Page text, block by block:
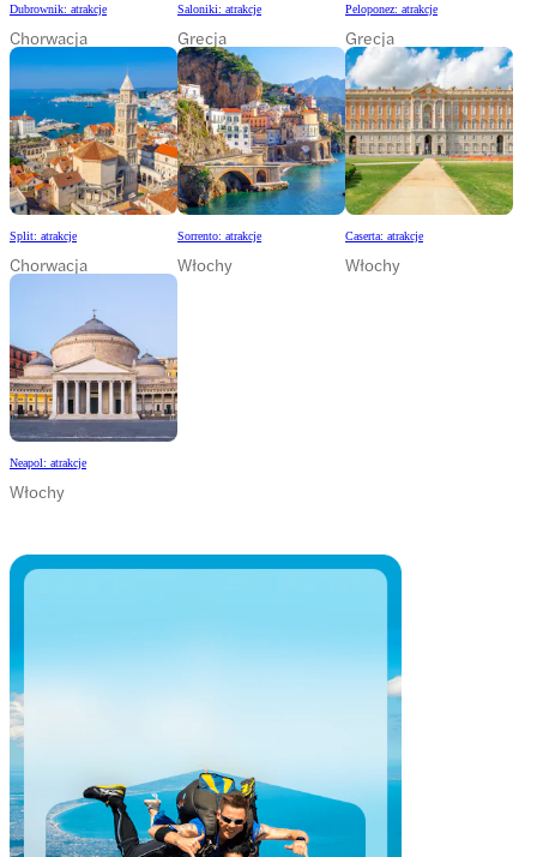
Dubrownik: atrakcje
Chorwacja
Saloniki: atrakcje
Grecja
Peloponez: atrakcje
Grecja
Split: atrakcje
Chorwacja
Sorrento: atrakcje
Włochy
Caserta: atrakcje
Włochy
Neapol: atrakcje
Włochy